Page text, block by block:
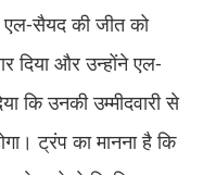
एल-सैयद की जीत को
दिया और उन्होंने एल-
कि उनकी उम्मीदवारी से
ट्रंप का मानना है कि